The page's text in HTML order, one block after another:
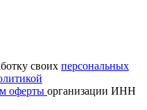
своих персональных
оферты организации ИНН